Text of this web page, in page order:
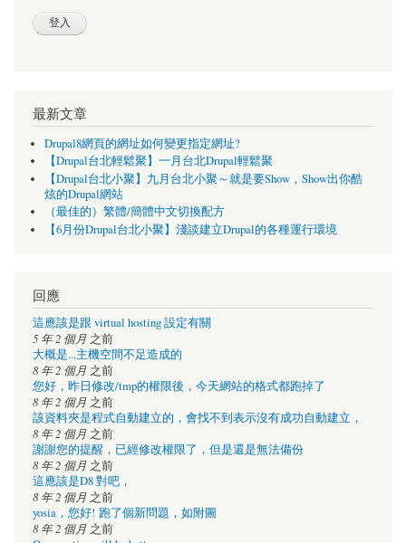
最新文章
Drupal8網頁的網址如何變更指定網址?
【Drupal台北輕鬆聚】一月台北Drupal輕鬆聚
【Drupal台北小聚】九月台北小聚～就是要Show，Show出你酷
炫的Drupal網站
（最佳的）繁體/簡體中文切換配方
【6月份Drupal台北小聚】淺談建立Drupal的各種運行環境
回應
這應該是跟 virtual hosting 設定有關
5 年 2 個月之前
大概是...主機空間不足造成的
8 年 2 個月之前
您好，昨日修改/tmp的權限後，今天網站的格式都跑掉了
8 年 2 個月之前
該資料夾是程式自動建立的，會找不到表示沒有成功自動建立，
8 年 2 個月之前
謝謝您的提醒，已經修改權限了，但是還是無法備份
8 年 2 個月之前
這應該是D8 對吧，
8 年 2 個月之前
yosia，您好! 跑了個新問題，如附圖
8 年 2 個月之前